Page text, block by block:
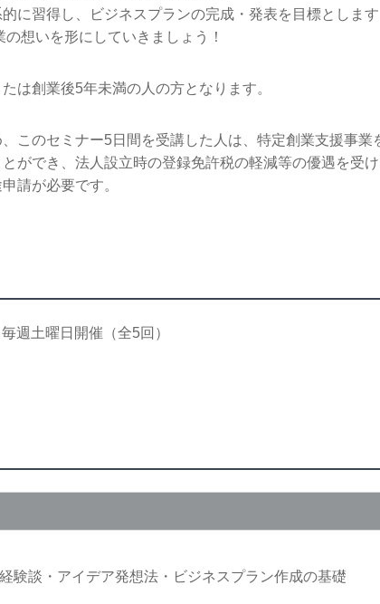
に習得し、ビジネスプランの完成・発表を目標とします
想いを形にしていきましょう！
は創業後5年未満の人の方となります。
このセミナー5日間を受講した人は、特定創業支援事業
ができ、法人設立時の登録免許税の軽減等の優遇を受
請が必要です。
週土曜日開催（全5回）
験談・アイデア発想法・ビジネスプラン作成の基礎